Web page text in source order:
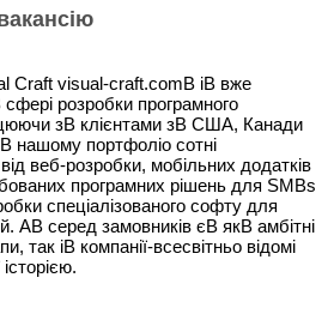
Craft visual-craft.comВ іВ вже
розробки програмного
зВ клієнтами зВ США, Канади
нашому портфоліо сотні
веб-розробки, мобільних додатків
програмних рішень для SMBs
спеціалізованого софту для
АВ серед замовників єВ якВ амбітні
так іВ компанії-всесвітньо відомі